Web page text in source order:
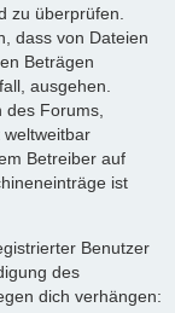
zu überprüfen.
dass von Dateien
Beträgen
ausgehen.
Forums,
Betreiber auf
ist
Benutzer
des
dich verhängen: